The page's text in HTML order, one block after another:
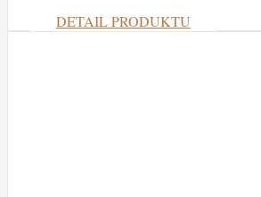
DETAIL PRODUKTU